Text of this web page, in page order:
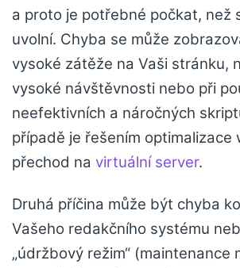
a proto je potřebné počkat, než
uvolní. Chyba se může
vysoké zátěže na Vaši stránku,
vysoké návštěvnosti nebo při
neefektivních a náročných
případě je řešením optimalizace
přechod na virtuální server.
Druhá příčina může být chyba
Vašeho redakčního systému
„údržbový režim“ (maintenance